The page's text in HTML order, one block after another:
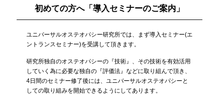
初めての方へ「導入セミナーのご案内」
ユニバーサルオステオパシー研究所では、まず導入セミナー(エ
ントランスセミナー)を受講して頂きます。
研究所独自のオステオパシーの『技術』、その技術を有効活用
していく為に必要な独自の『評価法』などに取り組んで頂き、
4日間のセミナー修了後には、ユニバーサルオステオパシーと
しての取り組みを開始できるようにしてあります。